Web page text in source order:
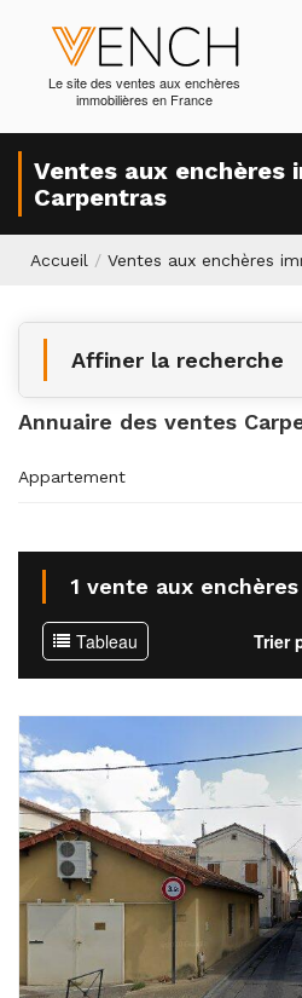
Le site des ventes aux enchères
immobilières en France
Ventes aux enchères
Carpentras
Accueil / Ventes aux enchères
Affiner la recherche
Annuaire des ventes
Appartement
1 vente aux
Tableau Trier